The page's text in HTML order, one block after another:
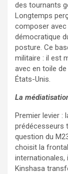
des tournants
Longtemps
composer avec
démocratique
posture. Ce
militaire : il est
avec en toile
États-Unis.
La
Premier levier :
prédécesseurs
question du
choisit la
internationales,
Kinshasa